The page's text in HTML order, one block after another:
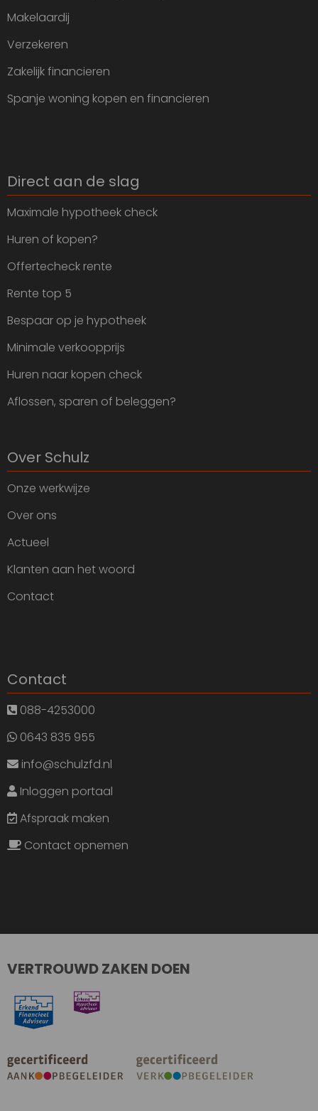
Makelaardij
Verzekeren
Zakelijk financieren
Spanje woning kopen en financieren
Direct aan de slag
Maximale hypotheek check
Huren of kopen?
Offertecheck rente
Rente top 5
Bespaar op je hypotheek
Minimale verkoopprijs
Huren naar kopen check
Aflossen, sparen of beleggen?
Over Schulz
Onze werkwijze
Over ons
Actueel
Klanten aan het woord
Contact
Contact
088-4253000
0643 835 955
info@schulzfd.nl
Inloggen portaal
Afspraak maken
Contact opnemen
VERTROUWD ZAKEN DOEN